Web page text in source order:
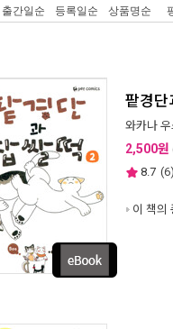
출간일순 등록일순 상품명순
팥경단
와카나
2,500원
8.7 (6
이 책의